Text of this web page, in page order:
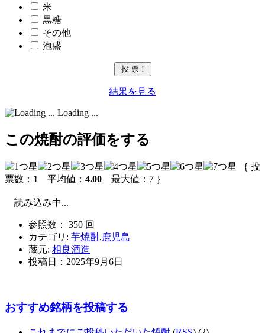
米
黒糖
その他
泡盛
結果を見る
Loading ...
この焼酎の評価をする
｛ 投
票数： 1 平均値： 4.00 最大値：7 ｝
読み込み中...
参照数： 350 回
カテゴリ: 芋焼酎,鹿児島
蔵元: 相良酒造
投稿日： 2025年9月6日
おすすめ銘柄を投稿する